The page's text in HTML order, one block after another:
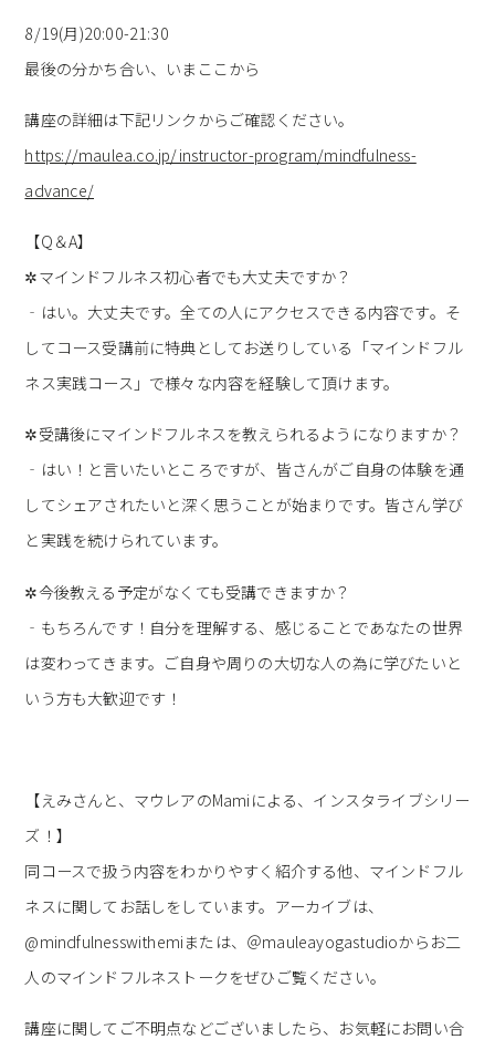
8/19(月)20:00-21:30
最後の分かち合い、いまここから
講座の詳細は下記リンクからご確認ください。
https://maulea.co.jp/instructor-program/mindfulness-
advance/
【Q＆A】
✲マインドフルネス初心者でも大丈夫ですか？
‐はい。大丈夫です。全ての人にアクセスできる内容です。そ
してコース受講前に特典としてお送りしている「マインドフル
ネス実践コース」で様々な内容を経験して頂けます。
✲受講後にマインドフルネスを教えられるようになりますか？
‐はい！と言いたいところですが、皆さんがご自身の体験を通
してシェアされたいと深く思うことが始まりです。皆さん学び
と実践を続けられています。
✲今後教える予定がなくても受講できますか？
‐もちろんです！自分を理解する、感じることであなたの世界
は変わってきます。ご自身や周りの大切な人の為に学びたいと
いう方も大歓迎です！
【えみさんと、マウレアのMamiによる、インスタライブシリー
ズ！】
同コースで扱う内容をわかりやすく紹介する他、マインドフル
ネスに関してお話しをしています。アーカイブは、
@mindfulnesswithemiまたは、＠mauleayogastudioからお二
人のマインドフルネストークをぜひご覧ください。
講座に関してご不明点などございましたら、お気軽にお問い合